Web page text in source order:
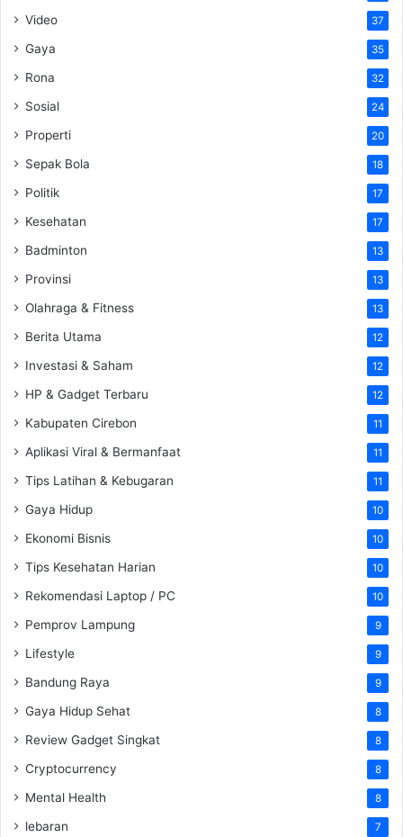
Video 37
Gaya 35
Rona 32
Sosial 24
Properti 20
Sepak Bola 18
Politik 17
Kesehatan 17
Badminton 13
Provinsi 13
Olahraga & Fitness 13
Berita Utama 12
Investasi & Saham 12
HP & Gadget Terbaru 12
Kabupaten Cirebon 11
Aplikasi Viral & Bermanfaat 11
Tips Latihan & Kebugaran 11
Gaya Hidup 10
Ekonomi Bisnis 10
Tips Kesehatan Harian 10
Rekomendasi Laptop / PC 10
Pemprov Lampung 9
Lifestyle 9
Bandung Raya 9
Gaya Hidup Sehat 8
Review Gadget Singkat 8
Cryptocurrency 8
Mental Health 8
lebaran 7